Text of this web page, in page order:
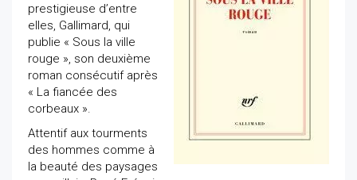
prestigieuse d’entre
elles, Gallimard, qui
publie « Sous la ville
rouge », son deuxième
roman consécutif après
« La fiancée des
corbeaux ».
Attentif aux tourments
des hommes comme à
la beauté des paysages